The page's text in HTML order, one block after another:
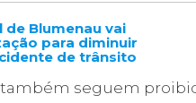
de Blumenau vai
para diminuir
de trânsito
seguem